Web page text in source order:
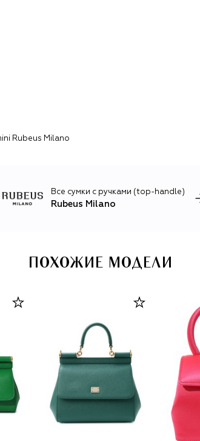
Rubeus Milano
Все сумки с ручками (top-handle)
Rubeus Milano
ПОХОЖИЕ МОДЕЛИ